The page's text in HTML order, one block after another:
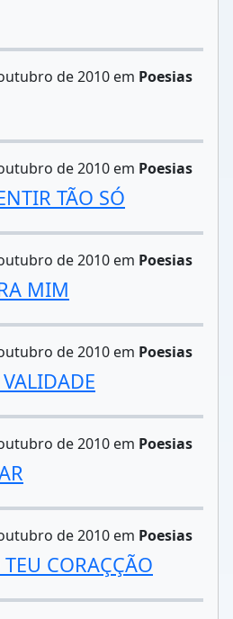
de 2010 em Poesias
de 2010 em Poesias
TÃO SÓ
de 2010 em Poesias
MIM
de 2010 em Poesias
de 2010 em Poesias
de 2010 em Poesias
CORAÇÇÃO